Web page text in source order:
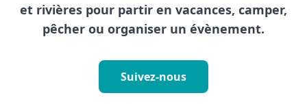
et rivières pour partir en vacances, camper,
pêcher ou organiser un évènement.
Suivez-nous